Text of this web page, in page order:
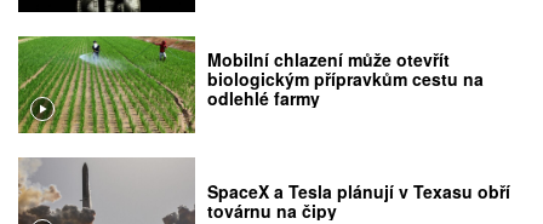
Mobilní chlazení může otevřít
biologickým přípravkům cestu na
odlehlé farmy
SpaceX a Tesla plánují v Texasu obří
továrnu na čipy